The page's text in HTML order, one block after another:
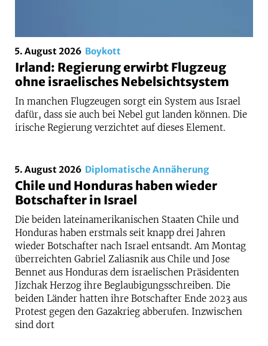
5. August 2026 Boykott
Irland: Regierung erwirbt Flugzeug
ohne israelisches Nebelsichtsystem
In manchen Flugzeugen sorgt ein System aus Israel
dafür, dass sie auch bei Nebel gut landen können. Die
irische Regierung verzichtet auf dieses Element.
5. August 2026 Diplomatische Annäherung
Chile und Honduras haben wieder
Botschafter in Israel
Die beiden lateinamerikanischen Staaten Chile und
Honduras haben erstmals seit knapp drei Jahren
wieder Botschafter nach Israel entsandt. Am Montag
überreichten Gabriel Zaliasnik aus Chile und Jose
Bennet aus Honduras dem israelischen Präsidenten
Jizchak Herzog ihre Beglaubigungsschreiben. Die
beiden Länder hatten ihre Botschafter Ende 2023 aus
Protest gegen den Gazakrieg abberufen. Inzwischen
sind dort